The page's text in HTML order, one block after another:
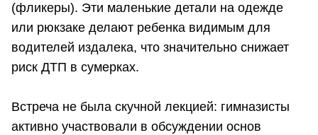
(фликеры). Эти маленькие детали на одежде
или рюкзаке делают ребенка видимым для
водителей издалека, что значительно снижает
риск ДТП в сумерках.
Встреча не была скучной лекцией: гимназисты
активно участвовали в обсуждении основ